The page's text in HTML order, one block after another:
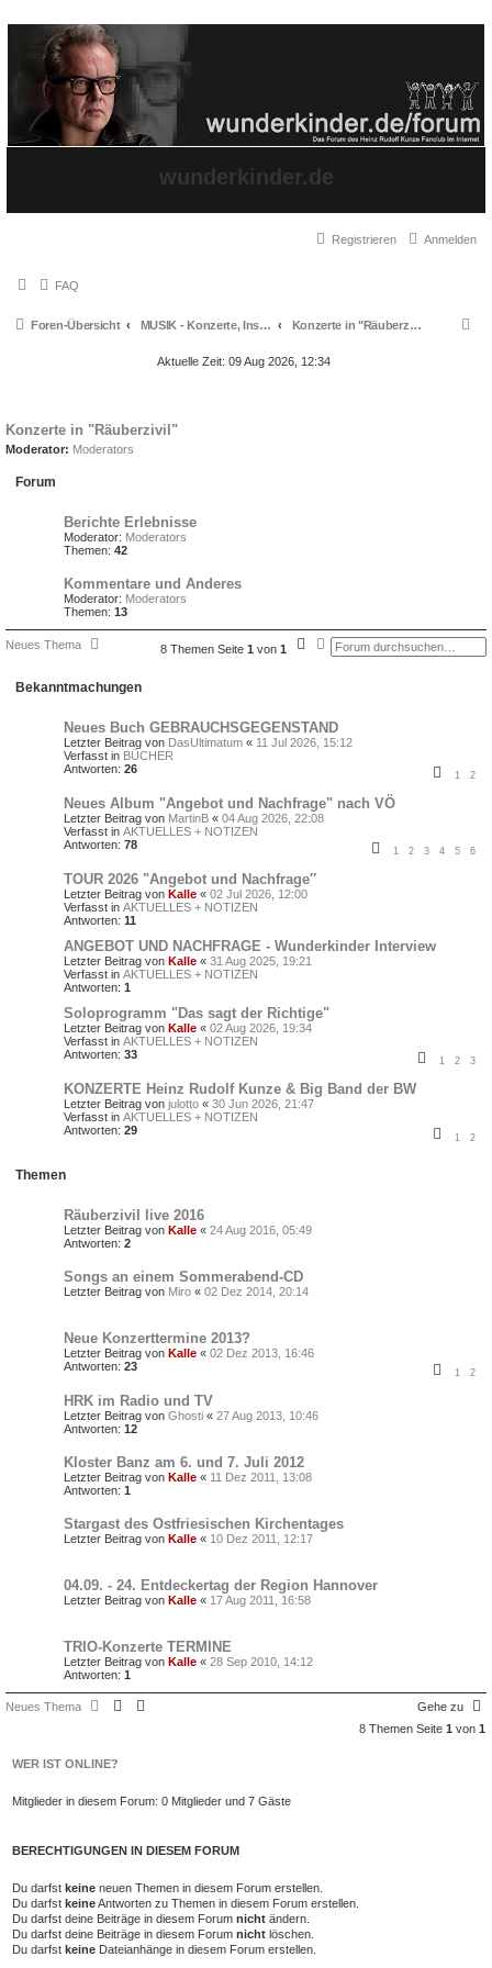
wunderkinder.de
Anmelden
Registrieren
FAQ
Foren-Übersicht MUSIK - Konzerte, Instrumente und Gesang Konzerte in "Räuberzivil"
Aktuelle Zeit: 09 Aug 2026, 12:34
Konzerte in "Räuberzivil"
Moderator: Moderators
Forum
Berichte Erlebnisse
Moderator: Moderators
Themen: 42
Kommentare und Anderes
Moderator: Moderators
Themen: 13
Neues Thema
E
r
e
r
t
c
8 Themen Seite 1 von 1
Bekanntmachungen
Neues Buch GEBRAUCHSGEGENSTAND
Letzter Beitrag von DasUltimatum « 11 Jul 2026, 15:12
Verfasst in BÜCHER
Antworten: 26
1 2
Neues Album "Angebot und Nachfrage" nach VÖ
Letzter Beitrag von MartinB « 04 Aug 2026, 22:08
Verfasst in AKTUELLES + NOTIZEN
Antworten: 78
1 2 3 4 5 6
TOUR 2026 "Angebot und Nachfrage″
Letzter Beitrag von Kalle « 02 Jul 2026, 12:00
Verfasst in AKTUELLES + NOTIZEN
Antworten: 11
ANGEBOT UND NACHFRAGE - Wunderkinder Interview
Letzter Beitrag von Kalle « 31 Aug 2025, 19:21
Verfasst in AKTUELLES + NOTIZEN
Antworten: 1
Soloprogramm "Das sagt der Richtige"
Letzter Beitrag von Kalle « 02 Aug 2026, 19:34
Verfasst in AKTUELLES + NOTIZEN
Antworten: 33
1 2 3
KONZERTE Heinz Rudolf Kunze & Big Band der BW
Letzter Beitrag von julotto « 30 Jun 2026, 21:47
Verfasst in AKTUELLES + NOTIZEN
Antworten: 29
1 2
Themen
Räuberzivil live 2016
Letzter Beitrag von Kalle « 24 Aug 2016, 05:49
Antworten: 2
Songs an einem Sommerabend-CD
Letzter Beitrag von Miro « 02 Dez 2014, 20:14
Neue Konzerttermine 2013?
Letzter Beitrag von Kalle « 02 Dez 2013, 16:46
Antworten: 23
1 2
HRK im Radio und TV
Letzter Beitrag von Ghosti « 27 Aug 2013, 10:46
Antworten: 12
Kloster Banz am 6. und 7. Juli 2012
Letzter Beitrag von Kalle « 11 Dez 2011, 13:08
Antworten: 1
Stargast des Ostfriesischen Kirchentages
Letzter Beitrag von Kalle « 10 Dez 2011, 12:17
04.09. - 24. Entdeckertag der Region Hannover
Letzter Beitrag von Kalle « 17 Aug 2011, 16:58
TRIO-Konzerte TERMINE
Letzter Beitrag von Kalle « 28 Sep 2010, 14:12
Antworten: 1
Neues Thema
Gehe zu
8 Themen Seite 1 von 1
WER IST ONLINE?
Mitglieder in diesem Forum: 0 Mitglieder und 7 Gäste
BERECHTIGUNGEN IN DIESEM FORUM
Du darfst keine neuen Themen in diesem Forum erstellen.
Du darfst keineAntworten zu Themen in diesem Forum erstellen.
Du darfst deine Beiträge in diesem Forum nicht ändern.
Du darfst deine Beiträge in diesem Forum nicht löschen.
Du darfst keine Dateianhänge in diesem Forum erstellen.